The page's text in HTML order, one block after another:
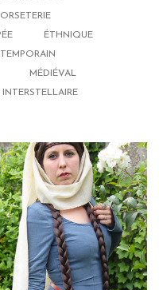
ÉTHNIQUE
MÉDIÉVAL